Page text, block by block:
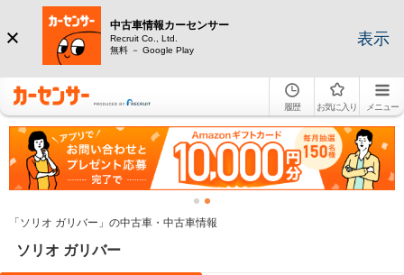
中古車情報カーセンサー
Recruit Co., Ltd.
無料 － Google Play
表示
履歴 お気に入り メニュー
「ソリオ ガリバー」の中古車・中古車情報
ソリオ ガリバー